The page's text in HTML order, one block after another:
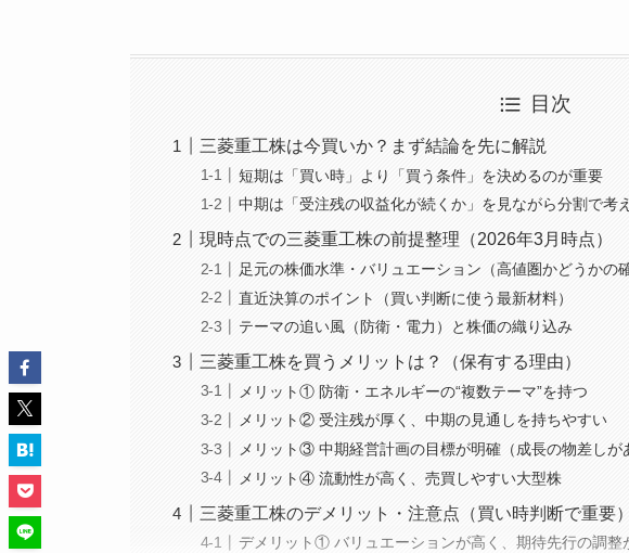
目次
三菱重工株は今買いか？まず結論を先に解説
短期は「買い時」より「買う条件」を決めるのが重要
中期は「受注残の収益化が続くか」を見ながら分割で考
現時点での三菱重工株の前提整理（2026年3月時点）
足元の株価水準・バリュエーション（高値圏かどうかの
直近決算のポイント（買い判断に使う最新材料）
テーマの追い風（防衛・電力）と株価の織り込み
三菱重工株を買うメリットは？（保有する理由）
メリット① 防衛・エネルギーの“複数テーマ”を持つ
メリット② 受注残が厚く、中期の見通しを持ちやすい
メリット③ 中期経営計画の目標が明確（成長の物差しが
メリット④ 流動性が高く、売買しやすい大型株
三菱重工株のデメリット・注意点（買い時判断で重要）
デメリット① バリュエーションが高く、期待先行の調整